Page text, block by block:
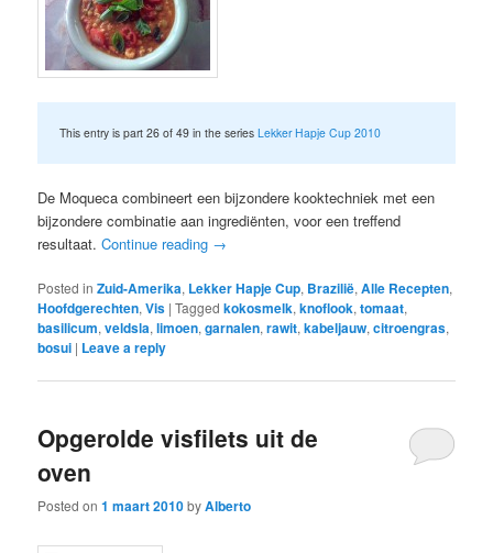
This entry is part 26 of 49 in the seriesLekker Hapje Cup 2010
De Moqueca combineert een bijzondere kooktechniek met een
bijzondere combinatie aan ingrediënten, voor een treffend
resultaat.Continue reading →
Posted in Zuid-Amerika, Lekker Hapje Cup, Brazilië,Alle Recepten,
Hoofdgerechten,Vis |Tagged kokosmelk,knoflook,tomaat,
basilicum,veldsla,limoen,garnalen,rawit,kabeljauw,citroengras,
bosui | Leave a reply
Opgerolde visfilets uit de
oven
Posted on1 maart 2010byAlberto